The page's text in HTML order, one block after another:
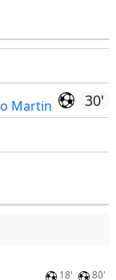
30'
Martin
18' 80'